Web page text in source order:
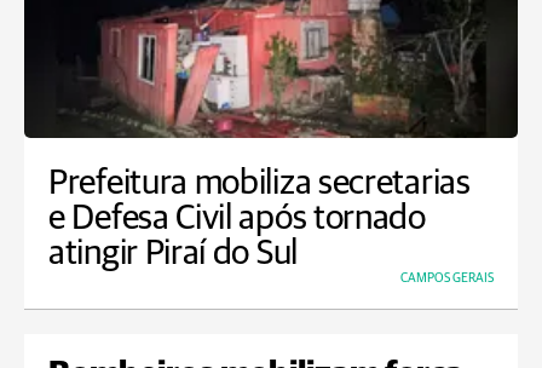
Prefeitura mobiliza secretarias
e Defesa Civil após tornado
atingir Piraí do Sul
CAMPOS GERAIS